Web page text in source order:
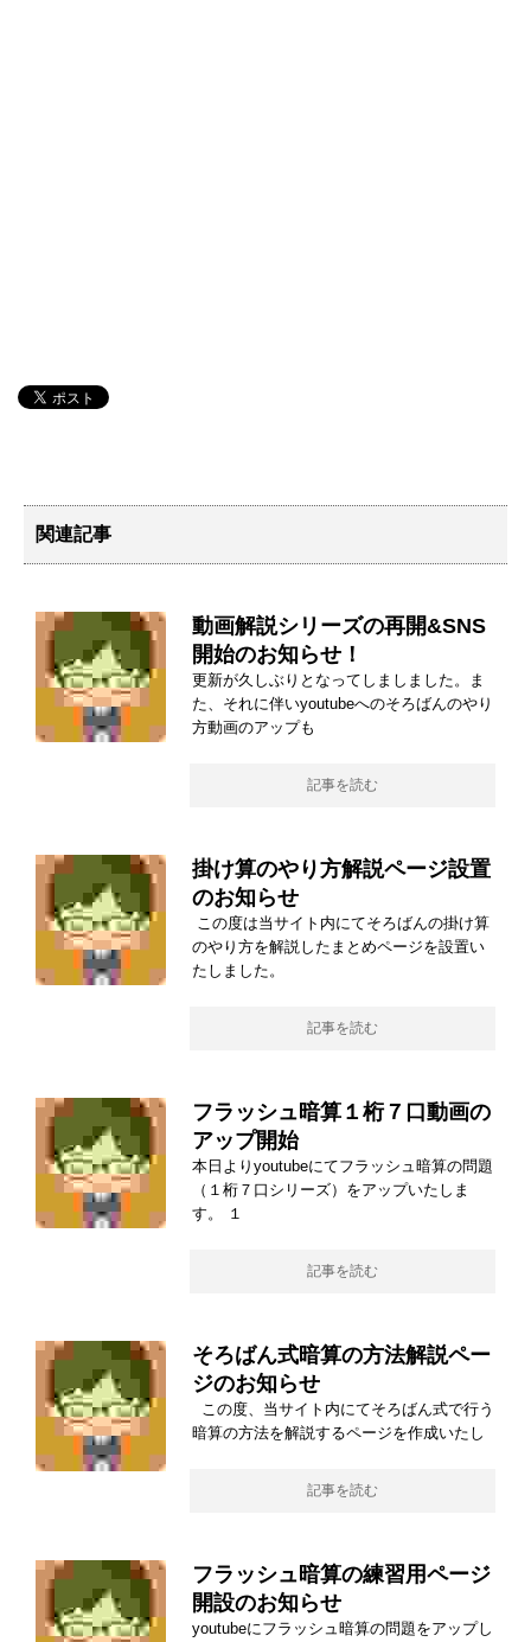
関連記事
動画解説シリーズの再開&SNS
開始のお知らせ！
更新が久しぶりとなってしましました。ま
た、それに伴いyoutubeへのそろばんのやり
方動画のアップも
記事を読む
掛け算のやり方解説ページ設置
のお知らせ
この度は当サイト内にてそろばんの掛け算
のやり方を解説したまとめページを設置い
たしました。
記事を読む
フラッシュ暗算１桁７口動画の
アップ開始
本日よりyoutubeにてフラッシュ暗算の問題
（１桁７口シリーズ）をアップいたしま
す。 １
記事を読む
そろばん式暗算の方法解説ペー
ジのお知らせ
この度、当サイト内にてそろばん式で行う
暗算の方法を解説するページを作成いたし
記事を読む
フラッシュ暗算の練習用ページ
開設のお知らせ
youtubeにフラッシュ暗算の問題をアップし